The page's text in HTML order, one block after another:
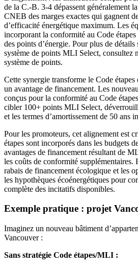
de la C.-B. 3-4 dépassent généralement
CNEB des marges exactes qui gagnent
d’efficacité énergétique maximum. Les
incorporant la conformité au Code
des points d’énergie. Pour plus de
système de points MLI Select, consultez
système de points.
Cette synergie transforme le Code étapes
un avantage de financement. Les
conçus pour la conformité au Code
cibler 100+ points MLI Select,
et les termes d’amortissement de 50 ans
Pour les promoteurs, cet alignement est
étapes sont incorporés dans les budgets
avantages de financement résultant de
les coûts de conformité supplémentaires.
rabais de financement écologique et les
les hypothèques écoénergétiques pour
complète des incitatifs disponibles.
Exemple pratique : projet
Imaginez un nouveau bâtiment
Vancouver :
Sans stratégie Code étapes/MLI :